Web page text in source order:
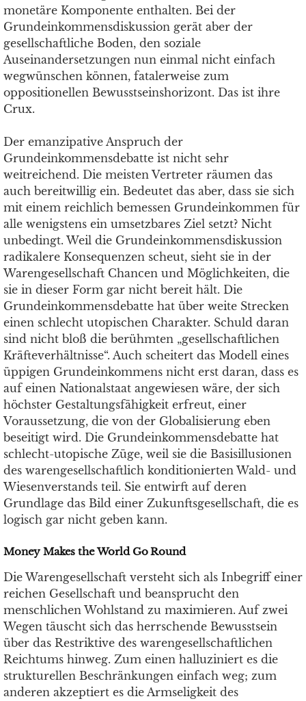
monetäre Komponente enthalten. Bei der
Grundeinkommensdiskussion gerät aber der
gesellschaftliche Boden, den soziale
Auseinandersetzungen nun einmal nicht einfach
wegwünschen können, fatalerweise zum
oppositionellen Bewusstseinshorizont. Das ist ihre
Crux.
Der emanzipative Anspruch der
Grundeinkommensdebatte ist nicht sehr
weitreichend. Die meisten Vertreter räumen das
auch bereitwillig ein. Bedeutet das aber, dass sie sich
mit einem reichlich bemessen Grundeinkommen für
alle wenigstens ein umsetzbares Ziel setzt? Nicht
unbedingt. Weil die Grundeinkommensdiskussion
radikalere Konsequenzen scheut, sieht sie in der
Warengesellschaft Chancen und Möglichkeiten, die
sie in dieser Form gar nicht bereit hält. Die
Grundeinkommensdebatte hat über weite Strecken
einen schlecht utopischen Charakter. Schuld daran
sind nicht bloß die berühmten „gesellschaftlichen
Kräfteverhältnisse“. Auch scheitert das Modell eines
üppigen Grundeinkommens nicht erst daran, dass es
auf einen Nationalstaat angewiesen wäre, der sich
höchster Gestaltungsfähigkeit erfreut, einer
Voraussetzung, die von der Globalisierung eben
beseitigt wird. Die Grundeinkommensdebatte hat
schlecht-utopische Züge, weil sie die Basisillusionen
des warengesellschaftlich konditionierten Wald- und
Wiesenverstands teil. Sie entwirft auf deren
Grundlage das Bild einer Zukunftsgesellschaft, die es
logisch gar nicht geben kann.
Money Makes the World Go Round
Die Warengesellschaft versteht sich als Inbegriff einer
reichen Gesellschaft und beansprucht den
menschlichen Wohlstand zu maximieren. Auf zwei
Wegen täuscht sich das herrschende Bewusstsein
über das Restriktive des warengesellschaftlichen
Reichtums hinweg. Zum einen halluziniert es die
strukturellen Beschränkungen einfach weg; zum
anderen akzeptiert es die Armseligkeit des